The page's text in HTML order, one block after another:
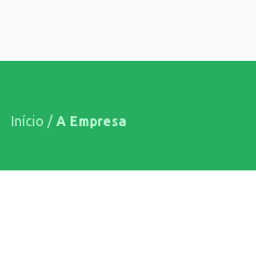
Início / A Empresa